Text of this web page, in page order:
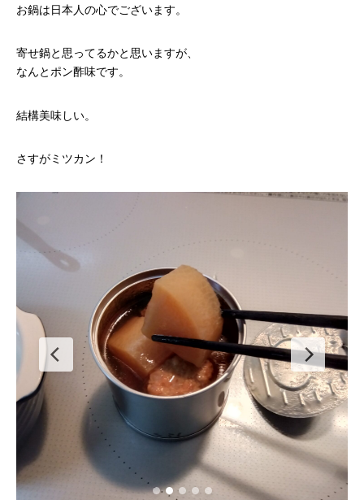
お鍋は日本人の心でございます。
寄せ鍋と思ってるかと思いますが、
なんとポン酢味です。
結構美味しい。
さすがミツカン！